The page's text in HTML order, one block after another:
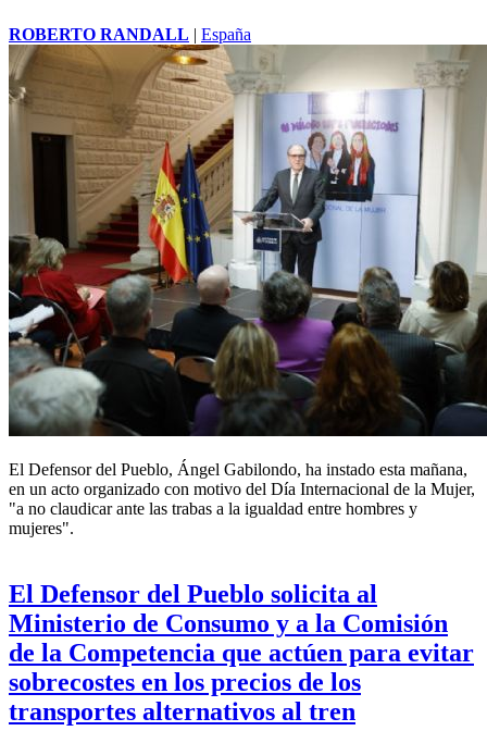
ROBERTO RANDALL | España
El Defensor del Pueblo, Ángel Gabilondo, ha instado esta mañana,
en un acto organizado con motivo del Día Internacional de la Mujer,
"a no claudicar ante las trabas a la igualdad entre hombres y
mujeres".
El Defensor del Pueblo solicita al
Ministerio de Consumo y a la Comisión
de la Competencia que actúen para evitar
sobrecostes en los precios de los
transportes alternativos al tren